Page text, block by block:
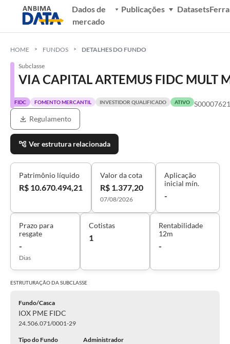
Dados de
mercado
Publicações Datasets
HOME FUNDOS DETALHES DO FUNDO
Subclasse
VIA CAPITAL ARTEMUS FIDC MULT
FIDC FOMENTO MERCANTIL INVESTIDOR QUALIFICADO ATIVO
Regulamento
Ver estrutura relacionada
Patrimônio líquido
R$ 10.670.494,21
Valor da cota
R$ 1.377,20
07/08/2026
Aplicação
inicial mín.
-
Prazo para
resgate
-
Dias
Cotistas
1
Rentabilidade
12m
-
ESTRUTURAÇÃO DASUBCLASSE
Fundo/Casca
IOX PME FIDC
24.506.071/0001-29
Tipo do Fundo Administrador